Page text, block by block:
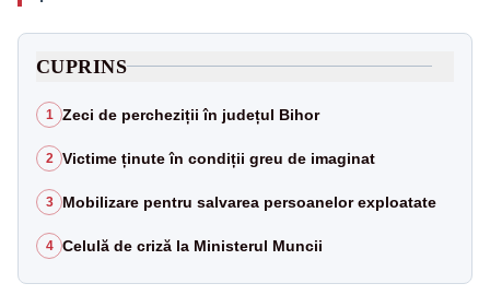
CUPRINS
1 Zeci de percheziții în județul Bihor
2 Victime ținute în condiții greu de imaginat
3 Mobilizare pentru salvarea persoanelor exploatate
4 Celulă de criză la Ministerul Muncii